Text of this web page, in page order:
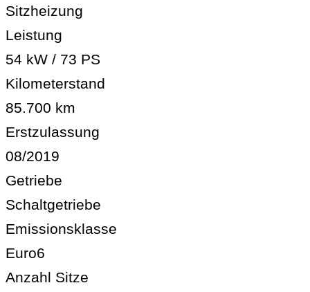
Sitzheizung
Leistung
54 kW / 73 PS
Kilometerstand
85.700 km
Erstzulassung
08/2019
Getriebe
Schaltgetriebe
Emissionsklasse
Euro6
Anzahl Sitze